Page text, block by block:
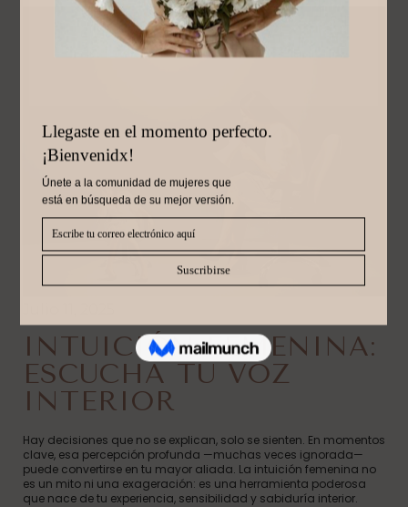
INTUICIÓN FEMENINA:
ESCUCHA TU VOZ
INTERIOR
Hay decisiones que no se explican, solo se sienten. En momentos
clave, esa percepción profunda —muchas veces ignorada—
puede convertirse en tu mayor aliada. La intuición femenina no
es un mito ni una exageración: es una herramienta poderosa
que nace de tu experiencia, sensibilidad y sabiduría interior.